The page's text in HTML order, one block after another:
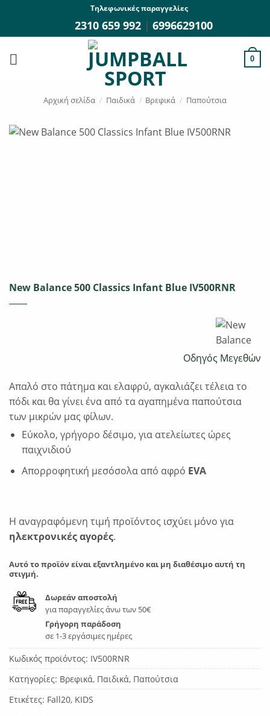
περιεχόμενο
Τηλεφωνικές παραγγελίες
2310 659 992 | 6996629100
0
Αρχική σελίδα / Παιδικά / Βρεφικά / Παπούτσια
New Balance 500 Classics Infant Blue IV500RNR
Οδηγός Μεγεθών
Απαλό στο πάτημα και ελαφρύ, αγκαλιάζει τέλεια το
πόδι και θα γίνει ένα από τα αγαπημένα παπούτσια
των μικρών μας φίλων.
Εύκολο, γρήγορο δέσιμο, για ατελείωτες ώρες
παιχνιδιού
Απορροφητική μεσόσολα από αφρό EVA
Η αναγραφόμενη τιμή προϊόντος ισχύει μόνο για
ηλεκτρονικές αγορές.
Αυτό το προϊόν είναι εξαντλημένο και μη διαθέσιμο αυτή τη
στιγμή.
Δωρεάν αποστολή
για παραγγελίες άνω των 50€
Γρήγορη παράδοση
σε 1-3 εργάσιμες ημέρες
Κωδικός προϊόντος: IV500RNR
Κατηγορίες: Βρεφικά, Παιδικά, Παπούτσια
Ετικέτες: Fall20, KIDS